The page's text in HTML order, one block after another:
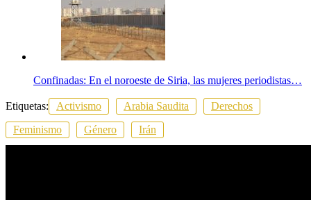
Confinadas: En el noroeste de Siria, las mujeres periodistas…
Etiquetas: Activismo Arabia Saudita
Derechos
Feminismo
Género Irán